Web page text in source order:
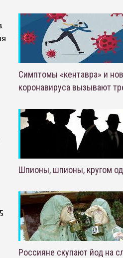
Симптомы «кентавра» и
коронавируса вызывают
Шпионы, шпионы, кругом
Россияне скупают йод на